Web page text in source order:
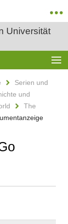
Universität
Serien und
und
The